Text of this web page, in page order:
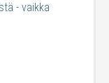
- vaikka